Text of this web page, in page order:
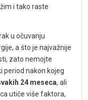
i tako raste
u očuvanju
a što je najvažnije
zato nemojte
period nakon kojeg
24 meseca, ali
utiče više faktora,